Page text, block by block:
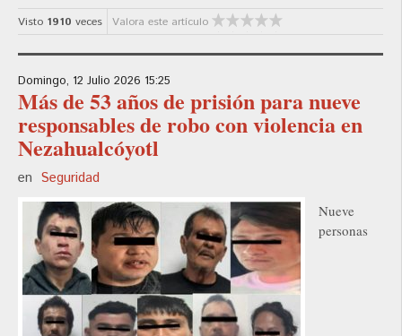
Visto 1910 veces Valora este artículo
Domingo, 12 Julio 2026 15:25
Más de 53 años de prisión para nueve
responsables de robo con violencia en
Nezahualcóyotl
en Seguridad
Nueve
personas